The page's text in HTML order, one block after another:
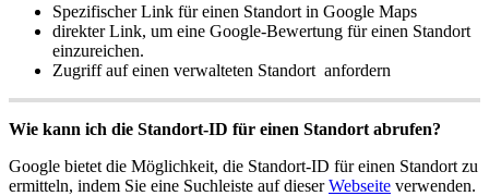
Spezifischer Link für einen Standort in Google Maps
direkter Link, um eine Google-Bewertung für einen Standort
einzureichen.
Zugriff auf einen verwalteten Standort anfordern
Wie kann ich die Standort-ID für einen Standort abrufen?
Google bietet die Möglichkeit, die Standort-ID für einen Standort zu
ermitteln, indem Sie eine Suchleiste auf dieserWebseite verwenden.